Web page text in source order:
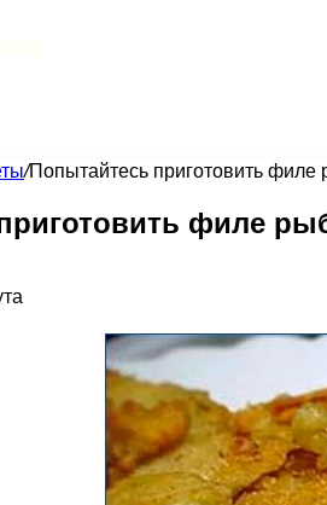
/Попытайтесь приготовить филе
филе